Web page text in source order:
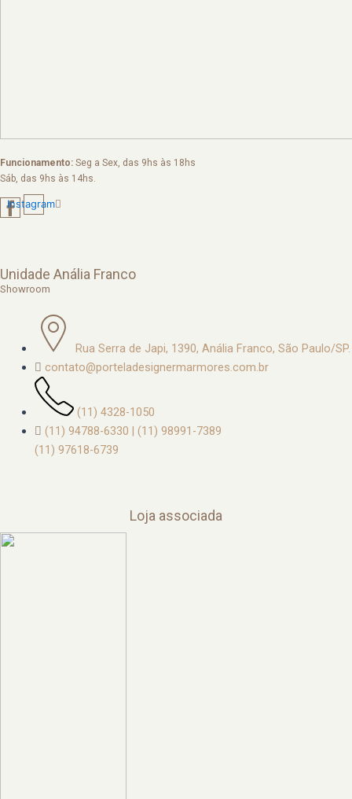
Funcionamento: Seg a Sex, das 9hs às 18hs
Sáb, das 9hs às 14hs.
Instagram
Unidade Anália Franco
Showroom
Rua Serra de Japi, 1390, Anália Franco, São Paulo/SP.
contato@porteladesignermarmores.com.br
(11) 4328-1050
(11) 94788-6330 | (11) 98991-7389
(11) 97618-6739
Loja associada